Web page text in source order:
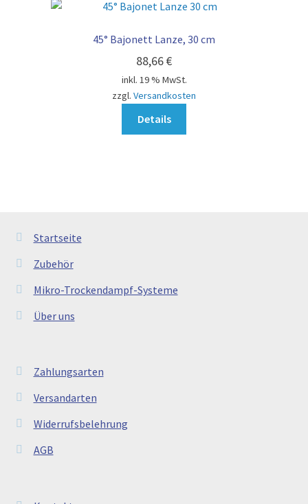
45° Bajonett Lanze, 30 cm
88,66€
inkl. 19 % MwSt.
zzgl. Versandkosten
Details
Startseite
Zubehör
Mikro-Trockendampf-Systeme
Über uns
Zahlungsarten
Versandarten
Widerrufsbelehrung
AGB